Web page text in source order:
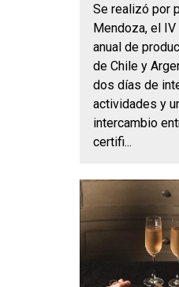
Se realizó por
Mendoza, el
anual de
de Chile y
dos días de
actividades y
intercambio
certifi...